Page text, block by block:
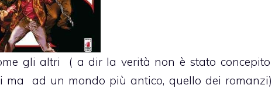
gli altri ( a dir la verità non è stato concepito
ad un mondo più antico, quello dei romanzi)